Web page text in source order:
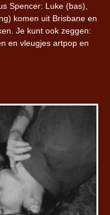
Spencer: Luke (bas),
komen uit Brisbane en
Je kunt ook zeggen:
en vleugjes artpop en